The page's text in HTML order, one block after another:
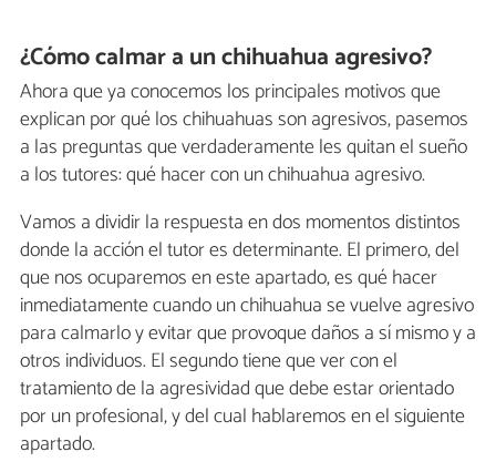
¿Cómo calmar a un chihuahua agresivo?
Ahora que ya conocemos los principales motivos que
explican por qué los chihuahuas son agresivos, pasemos
a las preguntas que verdaderamente les quitan el sueño
a los tutores: qué hacer con un chihuahua agresivo.
Vamos a dividir la respuesta en dos momentos distintos
donde la acción el tutor es determinante. El primero, del
que nos ocuparemos en este apartado, es qué hacer
inmediatamente cuando un chihuahua se vuelve agresivo
para calmarlo y evitar que provoque daños a sí mismo y a
otros individuos. El segundo tiene que ver con el
tratamiento de la agresividad que debe estar orientado
por un profesional, y del cual hablaremos en el siguiente
apartado.